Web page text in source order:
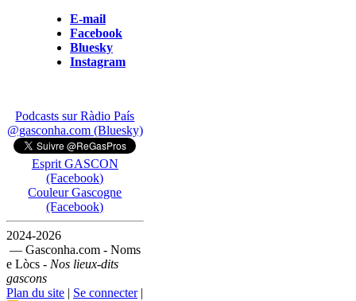
E-mail
Facebook
Bluesky
Instagram
Podcasts sur Ràdio País
@gasconha.com (Bluesky)
Esprit GASCON
(Facebook)
Couleur Gascogne
(Facebook)
2024-2026
— Gasconha.com - Noms
e Lòcs - Nos lieux-dits
gascons
Plan du site | Se connecter|